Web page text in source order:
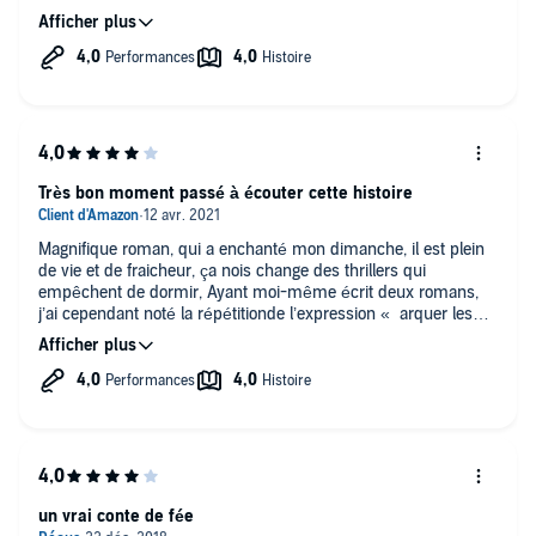
romantique.
Magnifique roman, qui a enchanté mon dimanche, il est plein
de vie et de fraicheur, ça nois change des thrillers qui
empêchent de dormir, Ayant moi-même écrit deux romans,
j’ai cependant noté la répétitionde l’expression « arquer les
sourcils ! », mais quel bon moment de « lecture »
Très bon moment passé à écouter cette histoire
un vrai conte de fée